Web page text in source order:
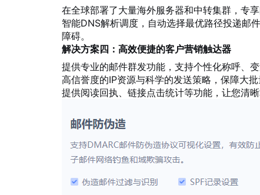
在全球部署了大量海外服务器和中转集群，专享
智能DNS解析调度，自动选择最优路径投递邮
障碍。
解决方案四：高效便捷的客户营销触达器
提供专业的邮件群发功能，支持个性化称呼、
高信誉度的IP资源与科学的发送策略，保障大
提供阅读回执、链接点击统计等功能，让您清